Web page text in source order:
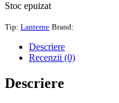
Stoc epuizat
Tip: Lanterne Brand:
Descriere
Recenzii (0)
Descriere